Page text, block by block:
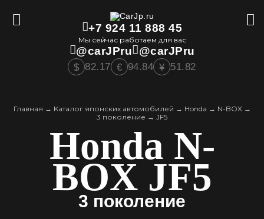
+7 924 11 888 45
Мы сейчас работаем для вас
@carJPru @carJPru
$ 82.17 € 94.84 ¥ 51.82
Главная → Kаталог японских автомобилей → Honda → N-BOX→
3 поколение → JF5
Honda N-
BOX JF5
3 поколение